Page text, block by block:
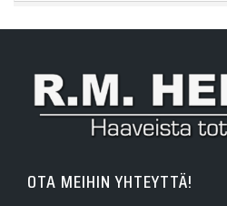
OTA MEIHIN YHTEYTTÄ!